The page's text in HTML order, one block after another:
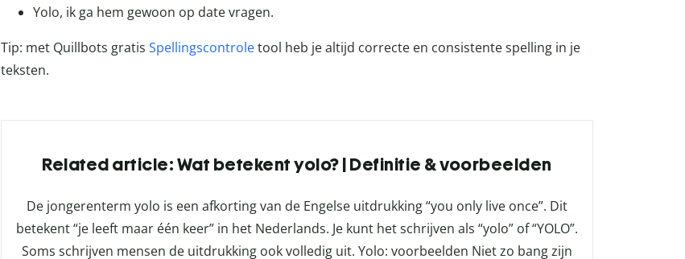
Yolo, ik ga hem gewoon op date vragen.
Tip: met Quillbots gratis Spellingscontroletool heb je altijd correcte en consistente spelling in je
teksten.
Related article: Wat betekent yolo? | Definitie & voorbeelden
De jongerenterm yolo is een afkorting van de Engelse uitdrukking “you only live once”. Dit
betekent “je leeft maar één keer” in het Nederlands. Je kunt het schrijven als “yolo” of “YOLO”.
Soms schrijven mensen de uitdrukking ook volledig uit. Yolo: voorbeelden Niet zo bang zijn